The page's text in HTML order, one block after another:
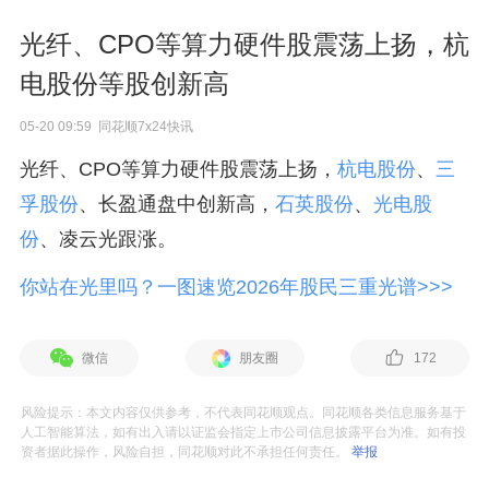
光纤、CPO等算力硬件股震荡上扬，杭
电股份等股创新高
05-20 09:59 同花顺7x24快讯
光纤、CPO等算力硬件股震荡上扬， 杭电股份、 三
孚股份、长盈通盘中创新高， 石英股份、 光电股
份、凌云光跟涨。
你站在光里吗？一图速览2026年股民三重光谱>>>
微信 朋友圈 172
风险提示：本文内容仅供参考，不代表同花顺观点。同花顺各类信息服务基于
人工智能算法，如有出入请以证监会指定上市公司信息披露平台为准。如有投
资者据此操作，风险自担，同花顺对此不承担任何责任。举报